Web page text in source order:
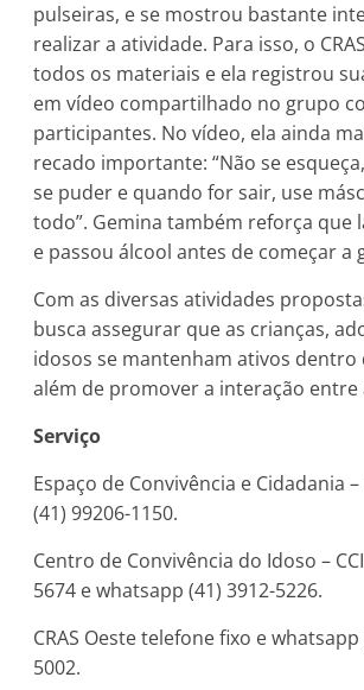
pulseiras, e se mostrou bastante
realizar a atividade. Para isso, o
todos os materiais e ela registrou
em vídeo compartilhado no grupo
participantes. No vídeo, ela ainda
recado importante: “Não se
se puder e quando for sair, use
todo”. Gemina também reforça que
e passou álcool antes de começar a
Com as diversas atividades
busca assegurar que as crianças,
idosos se mantenham ativos dentro
além de promover a interação entre
Serviço
Espaço de Convivência e Cidadania
(41) 99206-1150.
Centro de Convivência do Idoso –
5674 e whatsapp (41) 3912-5226.
CRAS Oeste telefone fixo e whatsapp
5002.